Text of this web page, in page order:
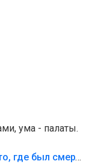
ума - палаты.
«Попал на пику»: СК показал место, где был смертельно травмирован ребенок в Тольятти